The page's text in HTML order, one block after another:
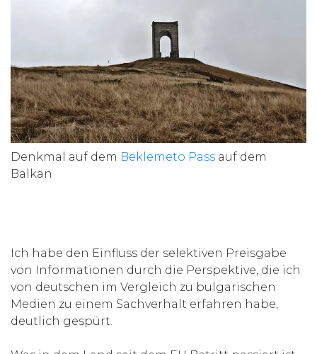
Denkmal auf dem Beklemeto Pass auf dem
Balkan
Ich habe den Einfluss der selektiven Preisgabe
von Informationen durch die Perspektive, die ich
von deutschen im Vergleich zu bulgarischen
Medien zu einem Sachverhalt erfahren habe,
deutlich gespürt.